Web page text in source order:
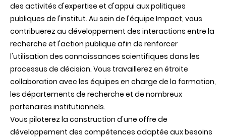
des activités d'expertise et d'appui aux politiques
publiques de l'institut. Au sein de l'équipe Impact, vous
contribuerez au développement des interactions entre la
recherche et l'action publique afin de renforcer
l'utilisation des connaissances scientifiques dans les
processus de décision. Vous travaillerez en étroite
collaboration avec les équipes en charge de la formation,
les départements de recherche et de nombreux
partenaires institutionnels.
Vous piloterez la construction d'une offre de
développement des compétences adaptée aux besoins